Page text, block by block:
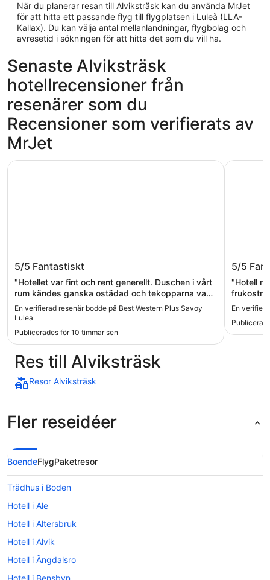
När du planerar resan till Alviksträsk kan du använda MrJet
för att hitta ett passande flyg till flygplatsen i Luleå (LLA-
Kallax). Du kan välja antal mellanlandningar, flygbolag och
avresetid i sökningen för att hitta det som du vill ha.
Senaste Alviksträsk
hotellrecensioner från
resenärer som du
Recensioner som verifierats av
MrJet
Best Western Plus Savoy Lulea
5/5 Fantastiskt
"Hotellet var fint och rent generellt. Duschen i vårt
rum kändes ganska ostädad och tekopparna va
odiskade. Sängarna va jättesköna med fluffiga
kuddar och täcken. Stor TV som man kunde
rekommendera detta boende till andra."
En verifierad resenär bodde på Best Western Plus Savoy
Lulea
Publicerades för 10 timmar sen
Best Western Plus Savoy Lulea
5/5
"Hotell
frukostmatsalen. Lyxiga
från
stort och
En
Clarion
Res till Alviksträsk
Resor Alviksträsk
Fler reseidéer
BoendeFlygPaketresor
Trädhus i Boden
Hotell i Ale
Hotell i Altersbruk
Hotell i Alvik
Hotell i Ängdalsro